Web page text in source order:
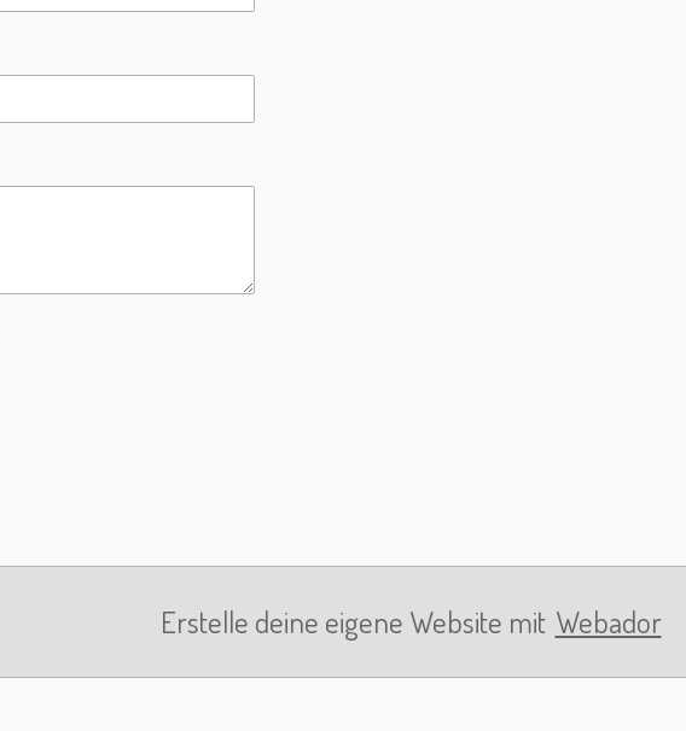
Erstelle deine eigene Website mit Webador